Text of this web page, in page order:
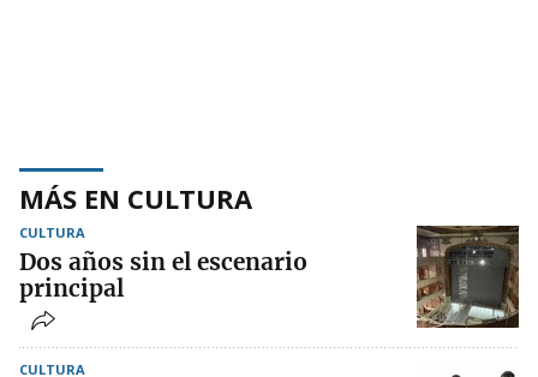
MÁS EN CULTURA
CULTURA
Dos años sin el escenario
principal
CULTURA